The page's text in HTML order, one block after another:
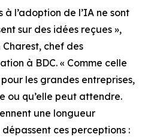
à l’adoption de l’IA ne sont
sur des idées reçues »,
chef des
à BDC. « Comme celle
les grandes entreprises,
ou qu’elle peut attendre.
une longueur
ces perceptions :